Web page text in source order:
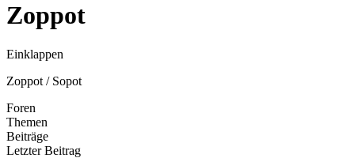
Zoppot
Einklappen
Zoppot / Sopot
Foren
Themen
Beiträge
Letzter Beitrag